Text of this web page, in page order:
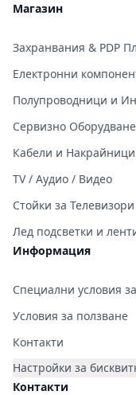
Магазин
Захранвания & PDP
Електронни
Полупроводници и
Сервизно
Кабели и Накрайници
TV / Аудио / Видео
Стойки за
Лед подсветки и
Информация
Специални условия
Условия за ползване
Контакти
Настройки за
Контакти